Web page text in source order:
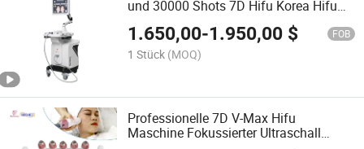
und 30000 Shots 7D Hifu Korea Hifu
Gesichtsstraffungs- und
Schlankheitsmaschine
1.650,00-1.950,00 $ FOB
1 Stück (MOQ)
Professionelle 7D V-Max Hifu
Maschine Fokussierter Ultraschall